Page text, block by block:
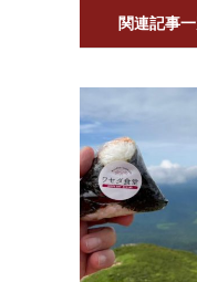
関連記事